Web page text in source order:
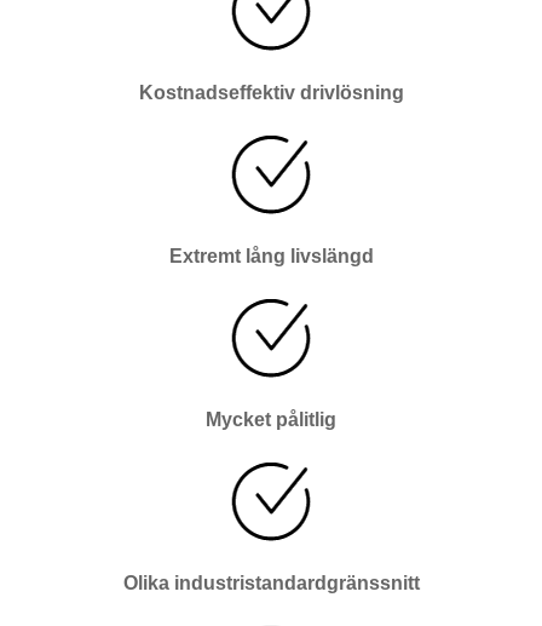
Kostnadseffektiv drivlösning
Extremt lång livslängd
Mycket pålitlig
Olika industristandardgränssnitt